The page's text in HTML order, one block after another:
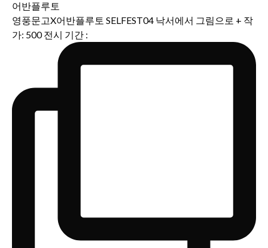
영풍문고X어반플루토 SELFEST04 낙서에서 그림으로 + 작
가: 500 전시 기간 :